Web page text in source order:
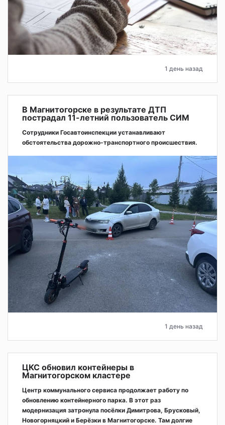
1 день назад
В Магнитогорске в результате ДТП
пострадал 11-летний пользователь СИМ
Сотрудники Госавтоинспекции устанавливают
обстоятельства дорожно-транспортного происшествия.
1 день назад
ЦКС обновил контейнеры в
Магнитогорском кластере
Центр коммунального сервиса продолжает работу по
обновлению контейнерного парка. В этот раз
модернизация затронула посёлки Димитрова, Брусковый,
Новогорняцкий и Берёзки в Магнитогорске. Там долгие